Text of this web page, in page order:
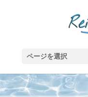
ページを選択